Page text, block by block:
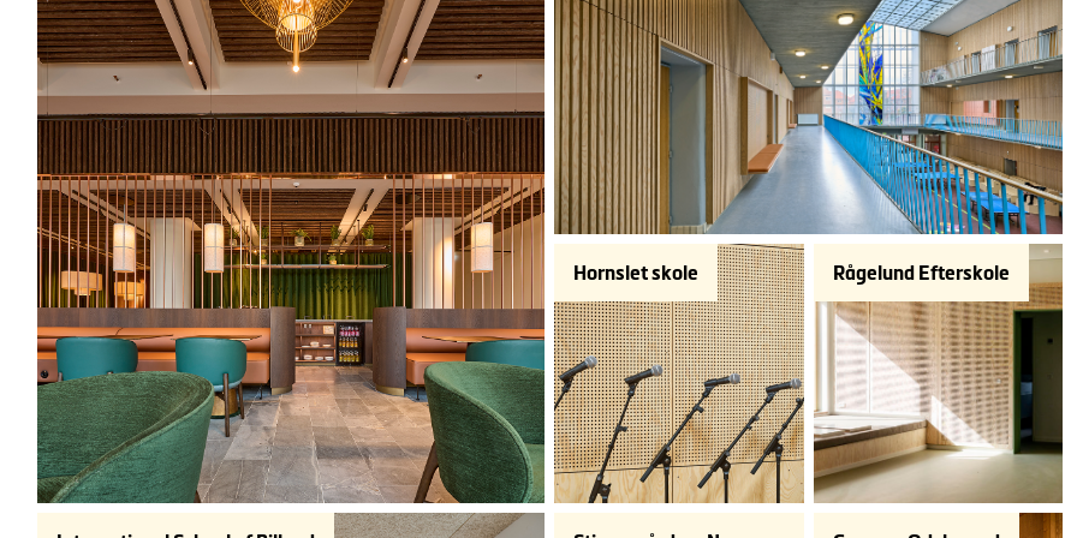
Hornslet skole Rågelund Efterskole